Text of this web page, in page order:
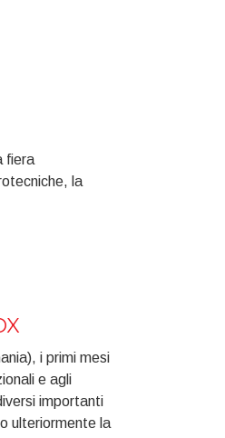
fiera
la
i primi mesi
e agli
importanti
ulteriormente la